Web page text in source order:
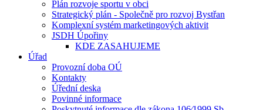
Plán rozvoje sportu v obci
Strategický plán - Společně pro rozvoj Bystřan
Komplexní systém marketingových aktivit
JSDH Úpořiny
KDE ZASAHUJEME
Úřad
Provozní doba OÚ
Kontakty
Úřední deska
Povinné informace